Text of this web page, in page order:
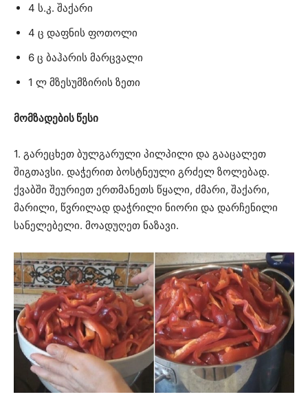
4 ს.კ. შაქარი
4 ც დაფნის ფოთოლი
6 ც ბაჰარის მარცვალი
1 ლ მზესუმზირის ზეთი
მომზადების წესი
1. გარეცხეთ ბულგარული პილპილი და გააცალეთ
შიგთავსი. დაჭერით ბოსტნეული გრძელ ზოლებად.
ქვაბში შეურიეთ ერთმანეთს წყალი, ძმარი, შაქარი,
მარილი, წვრილად დაჭრილი ნიორი და დარჩენილი
სანელებელი. მოადუღეთ ნაზავი.